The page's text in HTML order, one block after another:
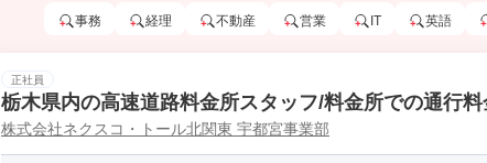
事務 経理 不動産 営業 IT 英語
正社員
栃木県内の高速道路料金所スタッフ/料金所での通行
株式会社ネクスコ・トール北関東 宇都宮事業部